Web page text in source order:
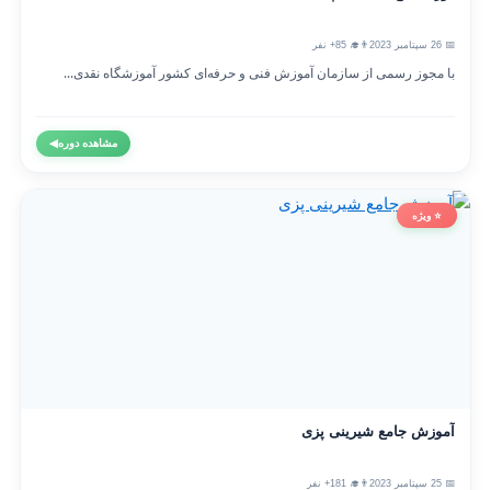
👨‍🎓 85+ نفر
با مجوز رسمی از سازمان آموزش فنی و حرفه‌ای کشور آموزشگاه نقدی...
مشاهده دوره◀
⭐ ویژه
آموزش جامع شیرینی پزی
👨‍🎓 181+ نفر